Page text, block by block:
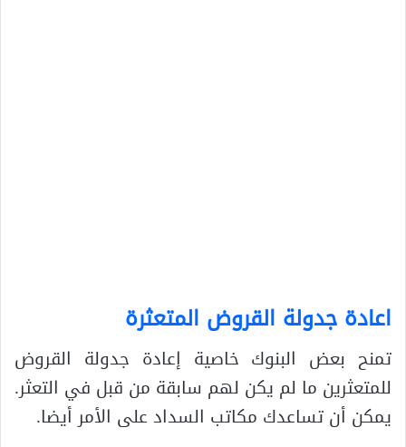
اعادة جدولة القروض المتعثرة
تمنح بعض البنوك خاصية إعادة جدولة القروض
للمتعثرين ما لم يكن لهم سابقة من قبل في التعثر.
يمكن أن تساعدك مكاتب السداد على الأمر أيضا.